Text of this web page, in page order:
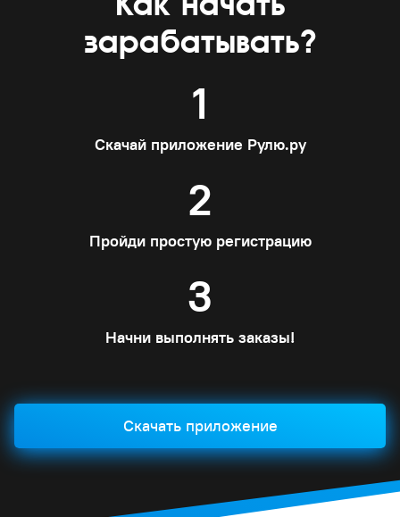
зарабатывать?
1
Скачай приложение Рулю.ру
2
Пройди простую регистрацию
3
Начни выполнять заказы!
Скачать приложение